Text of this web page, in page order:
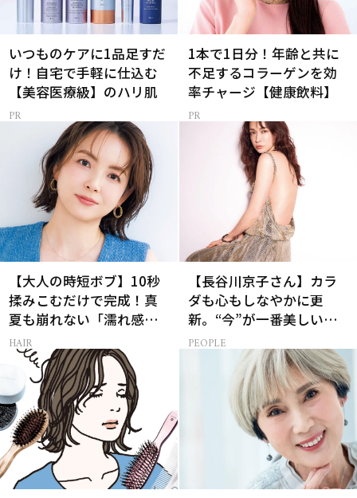
いつものケアに1品足すだ
け！自宅で手軽に仕込む
【美容医療級】のハリ肌
1本で1日分！年齢と共に
不足するコラーゲンを効
率チャージ【健康飲料】
【大人の時短ボブ】10秒
揉みこむだけで完成！真
夏も崩れない「濡れ感ハ
ンサムヘア」
HAIR
【長谷川京子さん】カラ
ダも心もしなやかに更
新。“今”が一番美しい
［特別画像集］
PEOPLE